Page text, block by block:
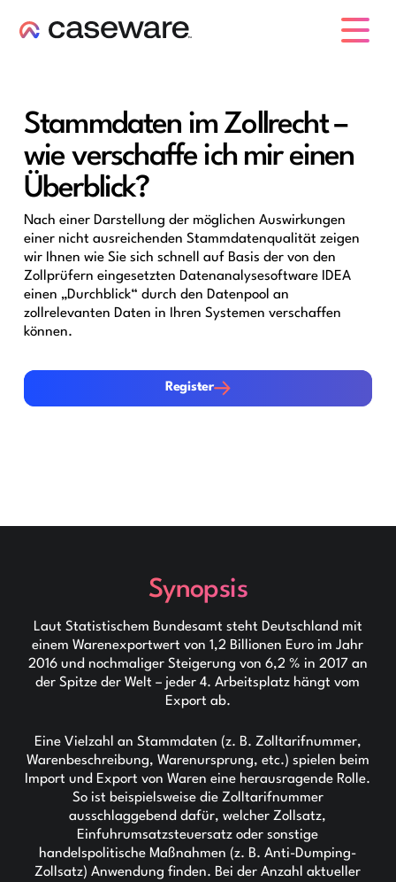
Stammdaten im Zollrecht –
wie verschaffe ich mir einen
Überblick?
Nach einer Darstellung der möglichen Auswirkungen
einer nicht ausreichenden Stammdatenqualität zeigen
wir Ihnen wie Sie sich schnell auf Basis der von den
Zollprüfern eingesetzten Datenanalysesoftware IDEA
einen „Durchblick“ durch den Datenpool an
zollrelevanten Daten in Ihren Systemen verschaffen
können.
Register
Register
Synopsis
Laut Statistischem Bundesamt steht Deutschland mit
einem Warenexportwert von 1,2 Billionen Euro im Jahr
2016 und nochmaliger Steigerung von 6,2 % in 2017 an
der Spitze der Welt – jeder 4. Arbeitsplatz hängt vom
Export ab.
Eine Vielzahl an Stammdaten (z. B. Zolltarifnummer,
Warenbeschreibung, Warenursprung, etc.) spielen beim
Import und Export von Waren eine herausragende Rolle.
So ist beispielsweise die Zolltarifnummer
ausschlaggebend dafür, welcher Zollsatz,
Einfuhrumsatzsteuersatz oder sonstige
handelspolitische Maßnahmen (z. B. Anti-Dumping-
Zollsatz) Anwendung finden. Bei der Anzahl aktueller